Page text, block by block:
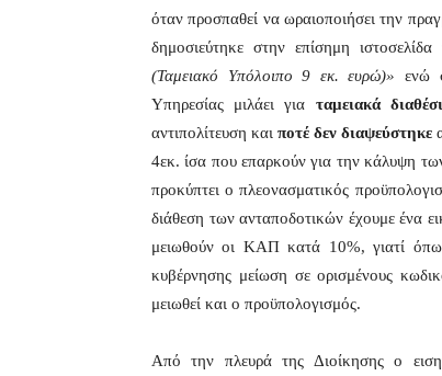
όταν προσπαθεί να ωραιοποιήσει την
δημοσιεύτηκε στην επίσημη
(Ταμειακό Υπόλοιπο 9 εκ. ευρώ)» ενώ
Υπηρεσίας μιλάει για ταμειακά
αντιπολίτευση και ποτέ δεν διαψεύστηκε
4εκ. ίσα που επαρκούν για την κάλυψη
προκύπτει ο πλεονασματικός
διάθεση των ανταποδοτικών έχουμε ένα
μειωθούν οι ΚΑΠ κατά 10%, γιατί
κυβέρνησης μείωση σε ορισμένους
μειωθεί και ο προϋπολογισμός.
Από την πλευρά της Διοίκησης ο